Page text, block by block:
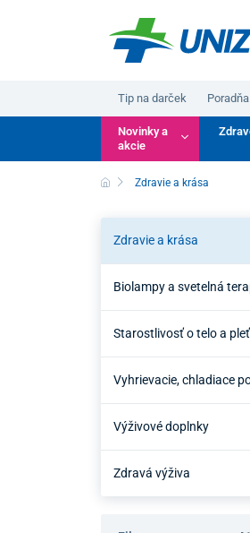
Tip na darček Poradňa
Novinky a
akcie
Zdravie a krása
Zdravie a krása
Biolampy a svetelná
Starostlivosť o telo a pleť
Vyhrievacie, chladiace
Výživové doplnky
Zdravá výživa